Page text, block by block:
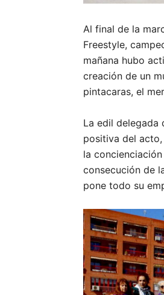
Al final de la
Freestyle,
mañana hubo
creación de un
pintacaras, el
La edil delegada
positiva del
la
consecución de
pone todo su